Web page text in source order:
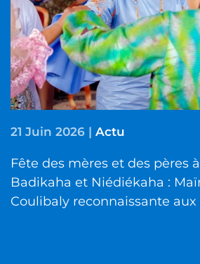
21 Juin 2026 | Actu
Fête des mères et des pères
Badikaha et Niédiékaha :
Coulibaly reconnaissante